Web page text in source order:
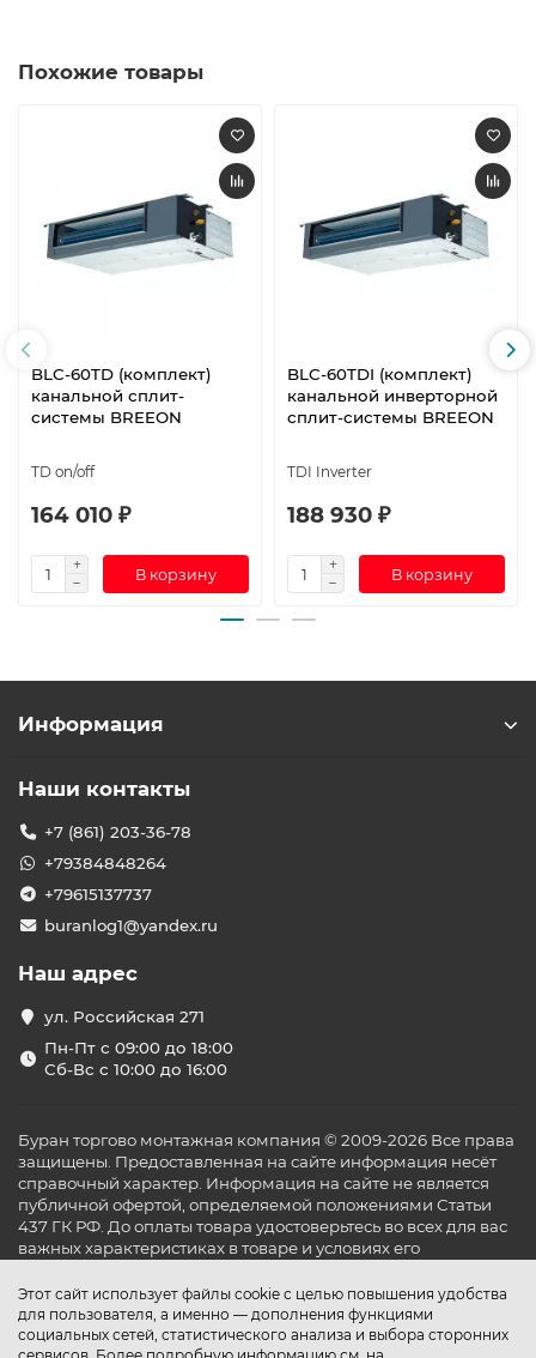
Похожие товары
BLC-60TD (комплект)
канальной сплит-
системы BREEON
TD on/off
164 010 ₽
В корзину
BLC-60TDI (комплект)
канальной инверторной
сплит-системы BREEON
TDI Inverter
188 930 ₽
В корзину
Этот сайт использует файлы cookie с целью повышения удобства
для пользователя, а именно — дополнения функциями
социальных сетей, статистического анализа и выбора сторонних
Информация
Наши контакты
+7 (861) 203-36-78
+79384848264
+79615137737
buranlog1@yandex.ru
Наш адрес
ул. Российская 271
Пн-Пт с 09:00 до 18:00
Сб-Вс с 10:00 до 16:00
Буран торгово монтажная компания © 2009-2026 Все права
защищены. Предоставленная на сайте информация несёт
справочный характер. Информация на сайте не является
публичной офертой, определяемой положениями Статьи
437 ГК РФ. До оплаты товара удостоверьтесь во всех для вас
важных характеристиках в товаре и условиях его